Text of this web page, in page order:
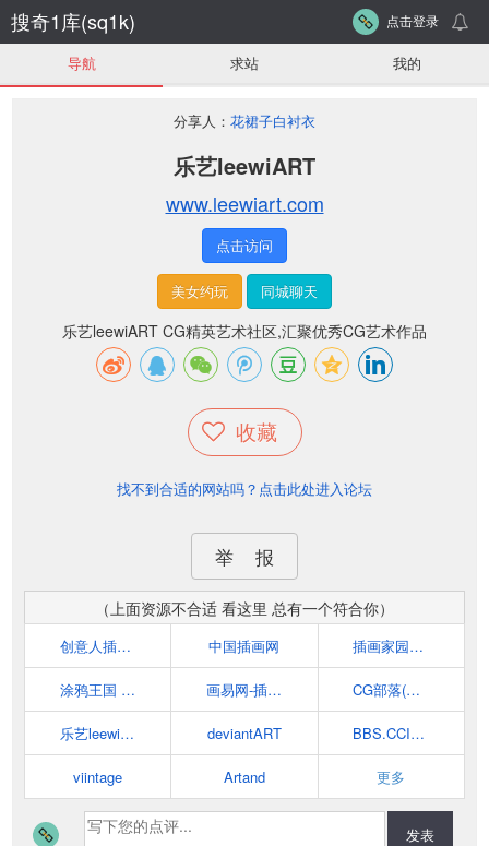
搜奇1库(sq1k) 点击登录
导航 求站 我的
分享人： 花裙子白衬衣
乐艺leewiART
www.leewiart.com
点击访问
美女约玩 同城聊天
乐艺leewiART CG精英艺术社区,汇聚优秀CG艺术作品
收藏
找不到合适的网站吗？点击此处进入论坛
举 报
（上面资源不合适 看这里 总有一个符合你）
创意人插画网 中国插画网 插画家园—爱插画·爱生活
涂鸦王国 - 原创绘画社交网站 画易网-插画创意整合服务与媒体平台 - CGArt CG部落(CGBOLO) 原画、插画、CG交流平台！
乐艺leewiART deviantART BBS.CCIUP.COM | CCIUP新艺复兴
viintage Artand 更多
发表